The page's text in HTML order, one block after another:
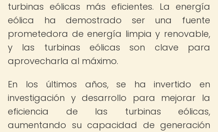
turbinas eólicas más eficientes. La energía
eólica ha demostrado ser una fuente
prometedora de energía limpia y renovable,
y las turbinas eólicas son clave para
aprovecharla al máximo.
En los últimos años, se ha invertido en
investigación y desarrollo para mejorar la
eficiencia de las turbinas eólicas,
aumentando su capacidad de generación